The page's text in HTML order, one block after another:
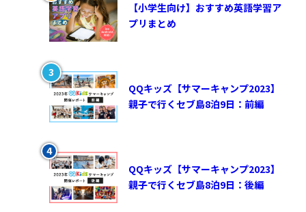
【小学生向け】おすすめ英語学習ア
プリまとめ
QQキッズ【サマーキャンプ2023】
親子で行くセブ島8泊9日：前編
QQキッズ【サマーキャンプ2023】
親子で行くセブ島8泊9日：後編